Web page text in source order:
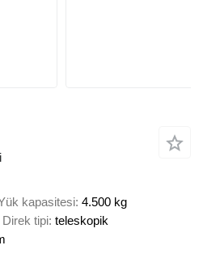
kapasitesi 4.500 kg
Direk tipi teleskopik